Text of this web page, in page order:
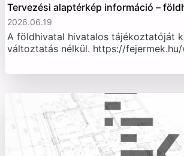
Tervezési alaptérkép információ –
2026.06.19
A földhivatal hivatalos tájékoztatóját
változtatás nélkül. https://